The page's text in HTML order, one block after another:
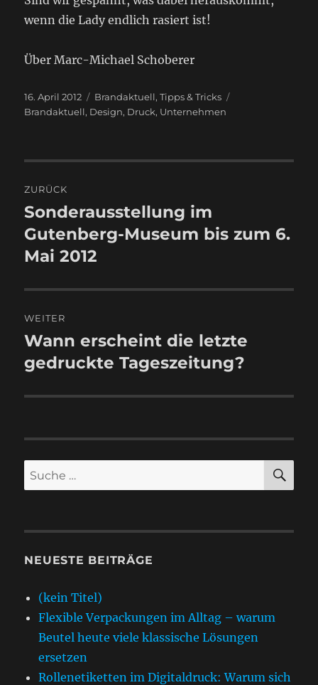
wenn die Lady endlich rasiert ist!
Über Marc-Michael Schoberer
Veröffentlicht
am
16. April 2012 Kategorien
Brandaktuell,Tipps & Tricks
Brandaktuell, Design, Druck, Unternehmen
ZURÜCK
Vorheriger
Beitrag:
Sonderausstellung im
Gutenberg-Museum bis zum 6.
Mai 2012
WEITER
Nächster
Beitrag:
Wann erscheint die letzte
gedruckte Tageszeitung?
Suche
nach:
NEUESTE BEITRÄGE
(kein Titel)
Flexible Verpackungen im Alltag – warum
Beutel heute viele klassische Lösungen
ersetzen
Rollenetiketten im Digitaldruck: Warum sich